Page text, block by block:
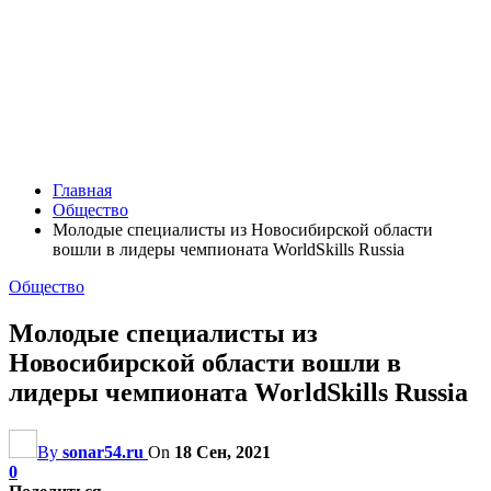
Главная
Общество
Молодые специалисты из Новосибирской области
вошли в лидеры чемпионата WorldSkills Russia
Общество
Молодые специалисты из
Новосибирской области вошли в
лидеры чемпионата WorldSkills Russia
By sonar54.ru On 18 Сен, 2021
0